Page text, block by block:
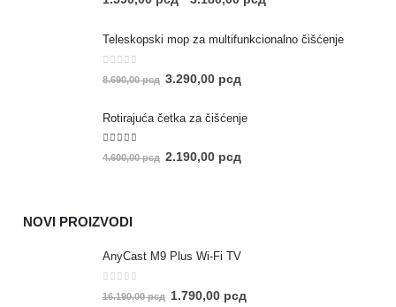
Teleskopski mop za multifunkcionalno čišćenje
8.690,00рсд 3.290,00 рсд
Rotirajuća četka za čišćenje
5.00out of 5
4.600,00рсд 2.190,00 рсд
NOVI PROIZVODI
AnyCast M9 Plus Wi-Fi TV
16.190,00рсд 1.790,00 рсд